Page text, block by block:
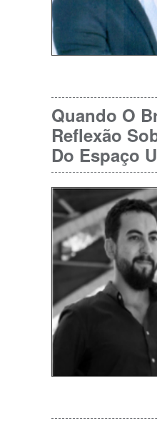
Quando O
Reflexão
Do Espaço